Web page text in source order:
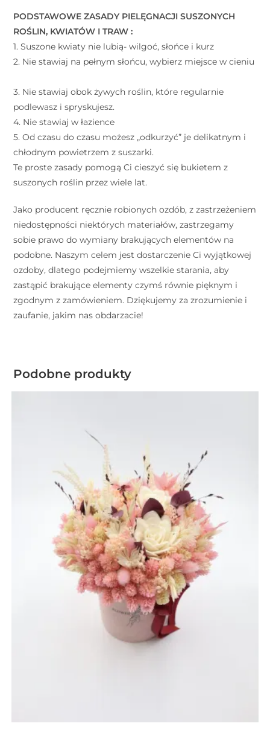
PODSTAWOWE ZASADY PIELĘGNACJI SUSZONYCH
ROŚLIN, KWIATÓW I TRAW : ⠀
1. Suszone kwiaty nie lubią- wilgoć, słońce i kurz ⠀
2. Nie stawiaj na pełnym słońcu, wybierz miejsce w cieniu
3. Nie stawiaj obok żywych roślin, które regularnie
podlewasz i spryskujesz. ⠀
4. Nie stawiaj w łazience ⠀
5. Od czasu do czasu możesz „odkurzyć” je delikatnym i
chłodnym powietrzem z suszarki. ⠀
Te proste zasady pomogą Ci cieszyć się bukietem z
suszonych roślin przez wiele lat. ⠀
Jako producent ręcznie robionych ozdób, z zastrzeżeniem
niedostępności niektórych materiałów, zastrzegamy
sobie prawo do wymiany brakujących elementów na
podobne. Naszym celem jest dostarczenie Ci wyjątkowej
ozdoby, dlatego podejmiemy wszelkie starania, aby
zastąpić brakujące elementy czymś równie pięknym i
zgodnym z zamówieniem. Dziękujemy za zrozumienie i
zaufanie, jakim nas obdarzacie!
Podobne produkty